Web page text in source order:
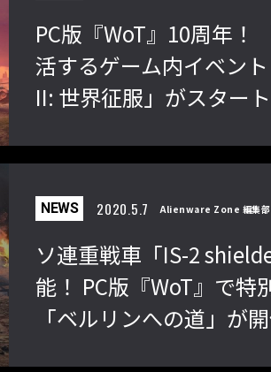
PC版『WoT』10周年！
活するゲーム内イベン
II: 世界征服」がスタート
NEWS 2020.5.7 Alienware Zone 編集部
ソ連重戦車「IS-2
能！ PC版『WoT』で特
「ベルリンへの道」が